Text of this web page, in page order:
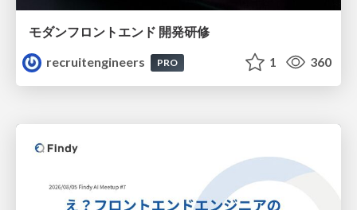
モダンフロントエンド 開発研修
recruitengineers
PRO 1 360